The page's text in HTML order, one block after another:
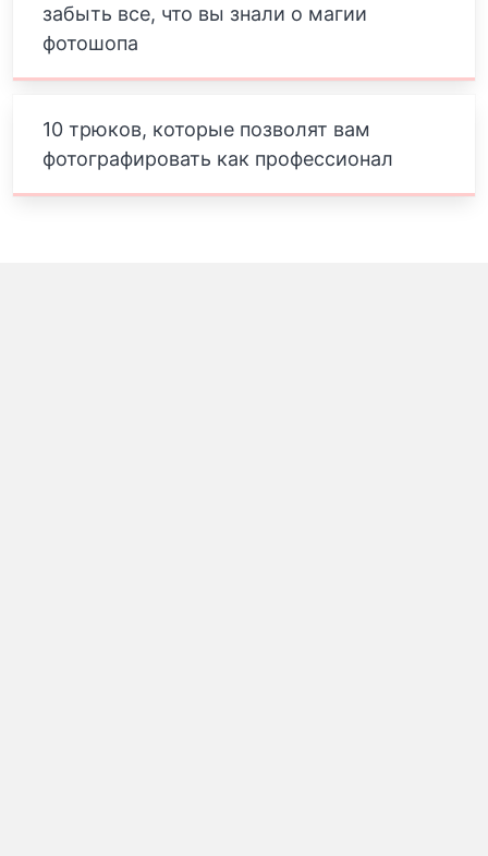
забыть все, что вы знали о магии
фотошопа
10 трюков, которые позволят вам
фотографировать как профессионал